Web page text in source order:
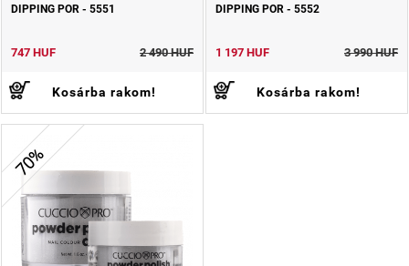
DIPPING POR - 5551
747 HUF 2 490 HUF
Kosárba rakom!
DIPPING POR - 5552
1 197 HUF 3 990 HUF
Kosárba rakom!
70%